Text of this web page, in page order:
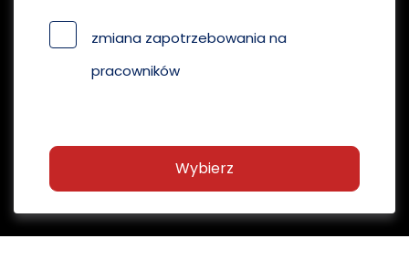
zmiana zapotrzebowania na
pracowników
Wybierz